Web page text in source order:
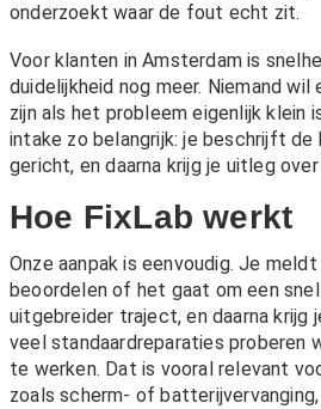
onderzoekt waar de fout echt zit.
Voor klanten in Amsterdam is
duidelijkheid nog meer. Niemand
zijn als het probleem eigenlijk klein
intake zo belangrijk: je beschrijft de
gericht, en daarna krijg je uitleg
Hoe FixLab werkt
Onze aanpak is eenvoudig. Je
beoordelen of het gaat om een
uitgebreider traject, en daarna krijg
veel standaardreparaties proberen
te werken. Dat is vooral relevant
zoals scherm- of